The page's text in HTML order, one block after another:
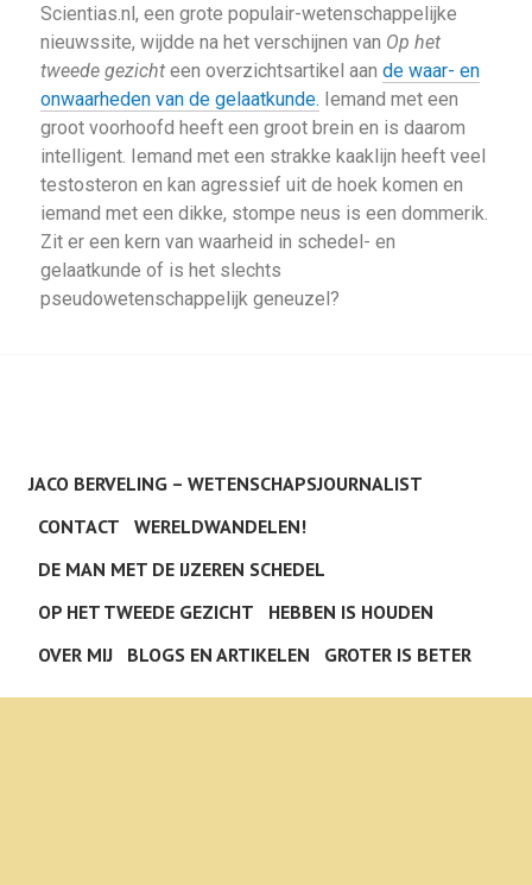
Scientias.nl, een grote populair-wetenschappelijke
nieuwssite, wijdde na het verschijnen van Op het
tweede gezicht een overzichtsartikel aan de waar- en
onwaarheden van de gelaatkunde. Iemand met een
groot voorhoofd heeft een groot brein en is daarom
intelligent. Iemand met een strakke kaaklijn heeft veel
testosteron en kan agressief uit de hoek komen en
iemand met een dikke, stompe neus is een dommerik.
Zit er een kern van waarheid in schedel- en
gelaatkunde of is het slechts
pseudowetenschappelijk geneuzel?
JACO BERVELING – WETENSCHAPSJOURNALIST
CONTACT
WERELDWANDELEN!
DE MAN MET DE IJZEREN SCHEDEL
OP HET TWEEDE GEZICHT
HEBBEN IS HOUDEN
OVER MIJ
BLOGS EN ARTIKELEN GROTER IS BETER